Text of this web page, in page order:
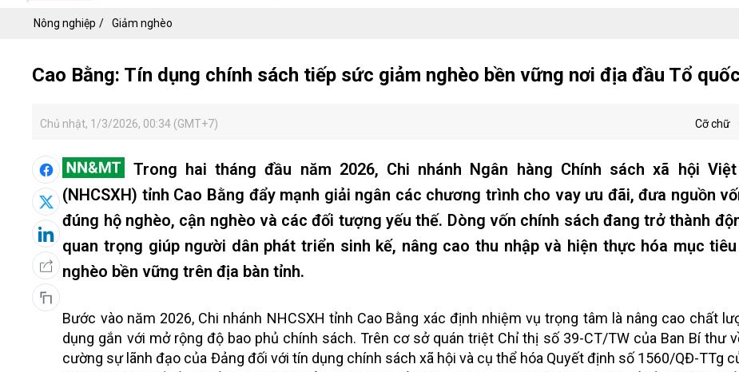
Nông nghiệp Giảm nghèo
Cao Bằng: Tín dụng chính sách tiếp sức giảm nghèo bền vững nơi địa đầu Tổ quốc
Chủ nhật, 1/3/2026, 00:34 (GMT+7) Cỡ chữ
Trong hai tháng đầu năm 2026, Chi nhánh Ngân hàng Chính sách xã hội
(NHCSXH) tỉnh Cao Bằng đẩy mạnh giải ngân các chương trình cho vay ưu đãi, đưa nguồn
đúng hộ nghèo, cận nghèo và các đối tượng yếu thế. Dòng vốn chính sách đang trở thành
quan trọng giúp người dân phát triển sinh kế, nâng cao thu nhập và hiện thực hóa mục
nghèo bền vững trên địa bàn tỉnh.
Bước vào năm 2026, Chi nhánh NHCSXH tỉnh Cao Bằng xác định nhiệm vụ trọng tâm là nâng cao chất
dụng gắn với mở rộng độ bao phủ chính sách. Trên cơ sở quán triệt Chỉ thị số 39-CT/TW của Ban Bí thư
cường sự lãnh đạo của Đảng đối với tín dụng chính sách xã hội và cụ thể hóa Quyết định số 1560/QĐ-TTg